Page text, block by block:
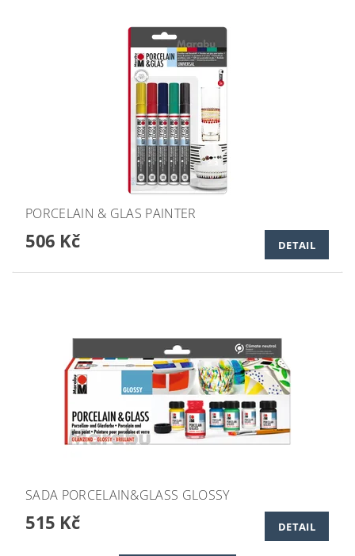
PORCELAIN & GLAS PAINTER
506 Kč DETAIL
SADA PORCELAIN&GLASS GLOSSY
515 Kč DETAIL